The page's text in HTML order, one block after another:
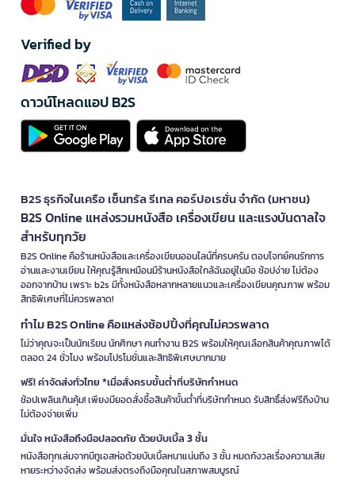
Verified by
ดาวน์โหลดแอป B2S
B2S ธุรกิจในเครือ เซ็นทรัล รีเทล คอร์ปอเรชั่น จำกัด (มหาชน)
B2S Online แหล่งรวมหนังสือ เครื่องเขียน และแรงบันดาลใจ
สำหรับทุกวัย
B2S Online คือร้านหนังสือและเครื่องเขียนออนไลน์ที่ครบครัน ตอบโจทย์คนรักการ
อ่านและงานเขียน ให้คุณรู้สึกเหมือนมีร้านหนังสือใกล้ฉันอยู่ในมือ ช้อปง่าย ไม่ต้อง
ออกจากบ้าน เพราะ b2s มีทั้งหนังสือหลากหลายแนวและเครื่องเขียนคุณภาพ พร้อม
สิทธิพิเศษที่ไม่ควรพลาด!
ทำไม B2S Online คือแหล่งช้อปปิ้งที่คุณไม่ควรพลาด
ไม่ว่าคุณจะเป็นนักเรียน นักศึกษา คนทำงาน B2S พร้อมให้คุณเลือกสินค้าคุณภาพได้
ตลอด 24 ชั่วโมง พร้อมโปรโมชั่นและสิทธิพิเศษมากมาย
ฟรี! ค่าจัดส่งทั่วไทย *เมื่อสั่งครบขั้นต่ำที่บริษัทกำหนด
ช้อปเพลินเกินคุ้ม! เพียงมียอดสั่งซื้อสินค้าขั้นต่ำที่บริษัทกำหนด รับสิทธิ์ส่งฟรีถึงบ้าน
ไม่ต้องจ่ายเพิ่ม
มั่นใจ หนังสือถึงมือปลอดภัย ด้วยบับเบิ้ล 3 ชั้น
หนังสือทุกเล่มจากบีทูเอสห่อด้วยบับเบิ้ลหนาแน่นถึง 3 ชั้น หมดกังวลเรื่องความเสีย
หายระหว่างจัดส่ง พร้อมส่งตรงถึงมือคุณในสภาพสมบูรณ์